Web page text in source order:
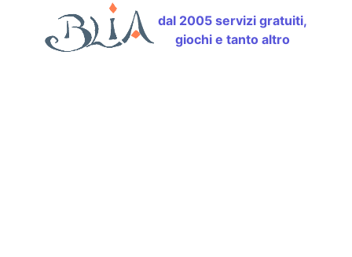
dal 2005 servizi gratuiti,
giochi e tanto altro